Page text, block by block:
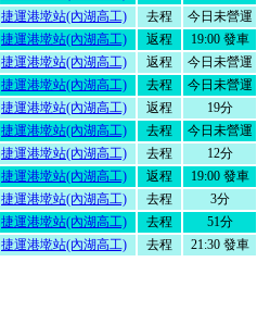
捷運港墘站(內湖高工) 去程
今日未營運
捷運港墘站(內湖高工) 返程
19:00 發車
捷運港墘站(內湖高工) 返程
今日未營運
捷運港墘站(內湖高工) 去程
今日未營運
捷運港墘站(內湖高工) 返程
19分
捷運港墘站(內湖高工) 去程
今日未營運
捷運港墘站(內湖高工) 去程
12分
捷運港墘站(內湖高工) 返程
19:00 發車
捷運港墘站(內湖高工) 去程
3分
捷運港墘站(內湖高工) 去程
51分
捷運港墘站(內湖高工) 去程 21:30 發車